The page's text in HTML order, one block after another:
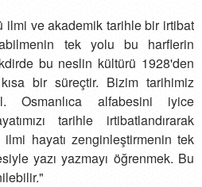
ilmi ve akademik tarihle bir irtibat
tek yolu bu harflerin
bu neslin kültürü 1928'den
bir süreçtir. Bizim tarihimiz
Osmanlıca alfabesini iyice
tarihle irtibatlandırarak
hayatı zenginleştirmenin tek
yazı yazmayı öğrenmek. Bu